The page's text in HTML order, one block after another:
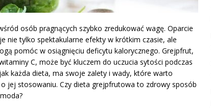
osób pragnących szybko zredukować wagę. Oparcie
nie tylko spektakularne efekty w krótkim czasie, ale
pomóc w osiągnięciu deficytu kalorycznego. Grejpfrut,
C, może być kluczem do uczucia sytości podczas
każda dieta, ma swoje zalety i wady, które warto
jej stosowaniu. Czy dieta grejpfrutowa to zdrowy sposób